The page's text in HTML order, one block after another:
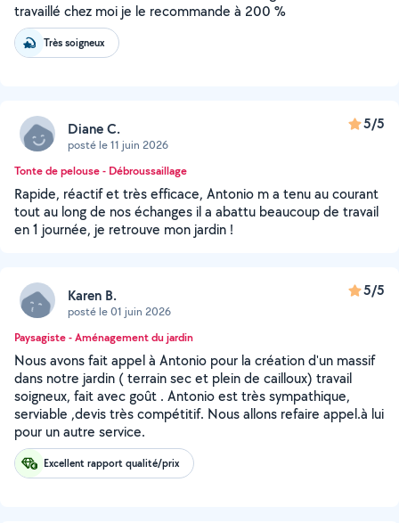
travaillé chez moi je le recommande à 200 %
Très soigneux
Diane C.
posté le 11 juin 2026
5/5
Tonte de pelouse - Débroussaillage
Rapide, réactif et très efficace, Antonio m a tenu au courant
tout au long de nos échanges il a abattu beaucoup de travail
en 1 journée, je retrouve mon jardin !
Karen B.
posté le 01 juin 2026
5/5
Paysagiste - Aménagement du jardin
Nous avons fait appel à Antonio pour la création d'un massif
dans notre jardin ( terrain sec et plein de cailloux) travail
soigneux, fait avec goût . Antonio est très sympathique,
serviable ,devis très compétitif. Nous allons refaire appel.à lui
pour un autre service.
Excellent rapport qualité/prix